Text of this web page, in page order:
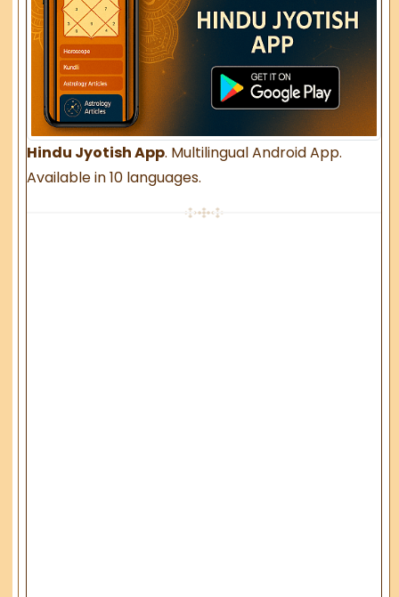
Hindu Jyotish App. Multilingual Android App.
Available in 10 languages.